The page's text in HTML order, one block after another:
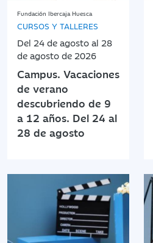
Fundación Ibercaja Huesca
CURSOS Y TALLERES
Del 24 de agosto al 28
de agosto de 2026
Campus. Vacaciones
de verano
descubriendo de 9
a 12 años. Del 24 al
28 de agosto